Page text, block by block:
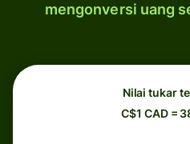
mengonversi uang
Nilai tukar
C$1 CAD =